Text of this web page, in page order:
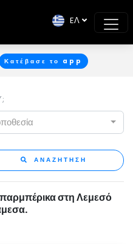
Κατέβασε το app
EΛ
ΑΝΑΖΗΤΗΣΗ
στη Λεμεσό